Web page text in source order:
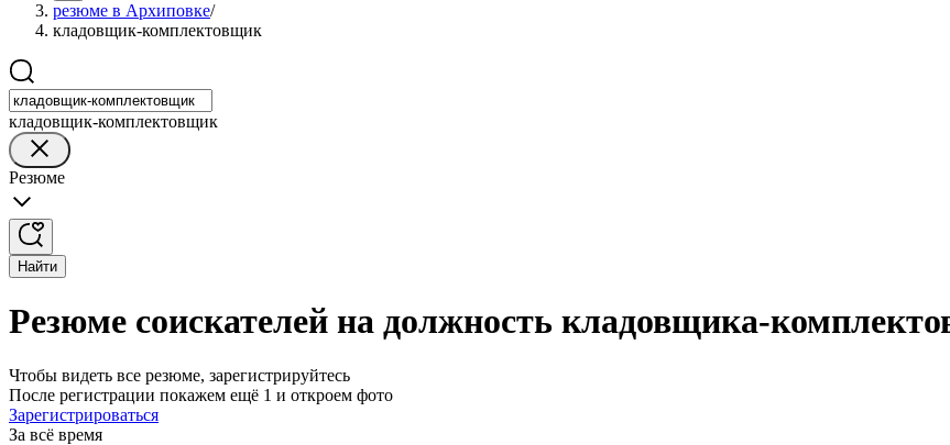
резюме в Архиповке/
кладовщик-комплектовщик
кладовщик-комплектовщик
Резюме
Найти
Резюме соискателей на должность кладовщика-
Чтобы видеть все резюме, зарегистрируйтесь
После регистрации покажем ещё 1 и откроем фото
Зарегистрироваться
За всё время